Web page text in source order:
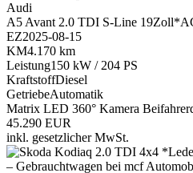
Audi
A5 Avant 2.0 TDI S-Line
EZ2025-08-15
KM4.170 km
Leistung150 kW / 204 PS
KraftstoffDiesel
GetriebeAutomatik
Matrix LED 360° Kamera
45.290 EUR
inkl. gesetzlicher MwSt.